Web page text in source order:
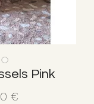
Pink
€Prix